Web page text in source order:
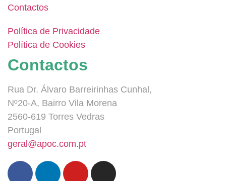
Contactos
Política de Privacidade
Política de Cookies
Contactos
Rua Dr. Álvaro Barreirinhas Cunhal,
Nº20-A, Bairro Vila Morena
2560-619 Torres Vedras
Portugal
geral@apoc.com.pt